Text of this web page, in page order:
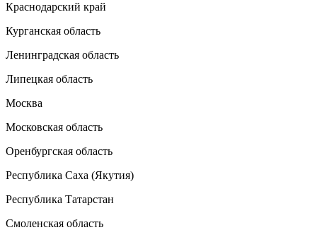
Краснодарский край
Курганская область
Ленинградская область
Липецкая область
Москва
Московская область
Оренбургская область
Республика Саха (Якутия)
Республика Татарстан
Смоленская область